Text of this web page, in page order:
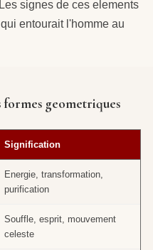
signes de ces elements
entourait l'homme au
formes geometriques
Signification
Energie, transformation,
purification
Souffle, esprit, mouvement
celeste